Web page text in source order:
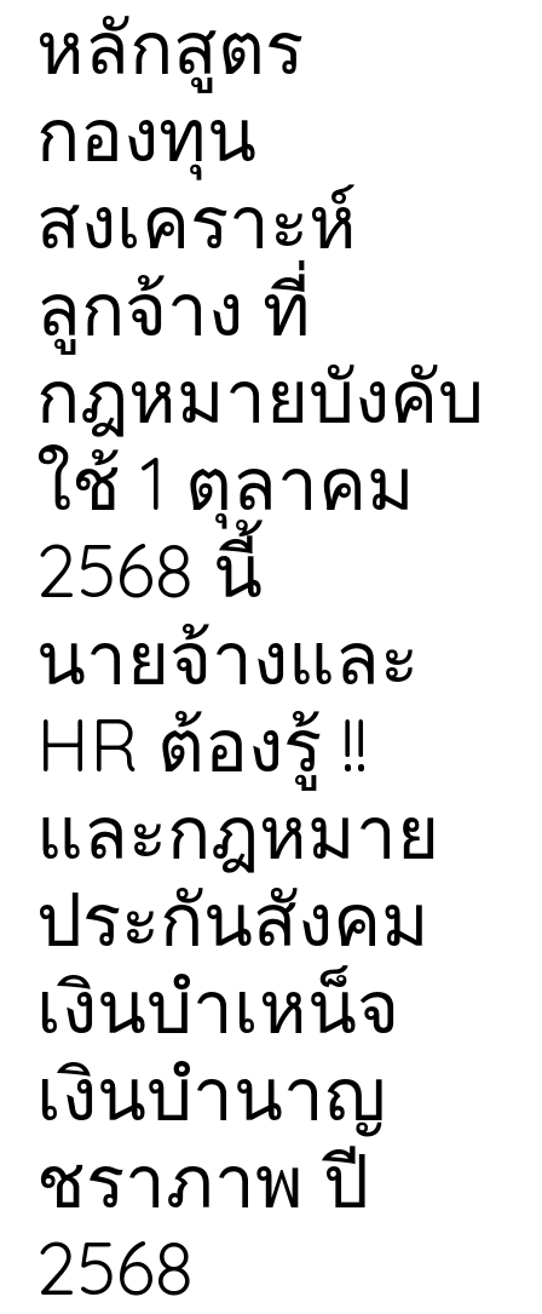
หลักสูตร
กองทุน
สงเคราะห์
ลูกจ้าง ที่
กฎหมายบังคับ
ใช้ 1 ตุลาคม
2568 นี้
นายจ้างและ
HR ต้องรู้ !!
และกฎหมาย
ประกันสังคม
เงินบำเหน็จ
เงินบำนาญ
ชราภาพ ปี
2568